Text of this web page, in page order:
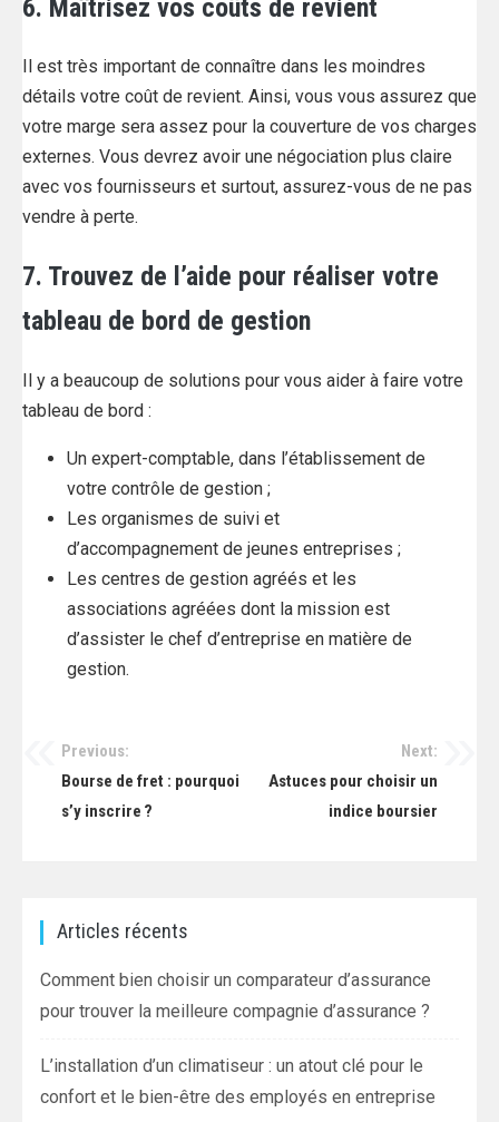
6. Maîtrisez vos coûts de revient
Il est très important de connaître dans les moindres
détails votre coût de revient. Ainsi, vous vous assurez que
votre marge sera assez pour la couverture de vos charges
externes. Vous devrez avoir une négociation plus claire
avec vos fournisseurs et surtout, assurez-vous de ne pas
vendre à perte.
7. Trouvez de l’aide pour réaliser votre
tableau de bord de gestion
Il y a beaucoup de solutions pour vous aider à faire votre
tableau de bord :
Un expert-comptable, dans l’établissement de
votre contrôle de gestion ;
Les organismes de suivi et
d’accompagnement de jeunes entreprises ;
Les centres de gestion agréés et les
associations agréées dont la mission est
d’assister le chef d’entreprise en matière de
gestion.
Navigation
Previous:
Bourse de fret : pourquoi
s’y inscrire ?
Next:
Astuces pour choisir un
indice boursier
Articles récents
Comment bien choisir un comparateur d’assurance
pour trouver la meilleure compagnie d’assurance ?
L’installation d’un climatiseur : un atout clé pour le
confort et le bien-être des employés en entreprise